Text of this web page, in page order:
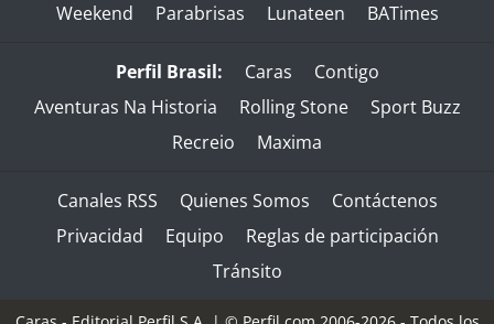
Weekend
Parabrisas Lunateen BATimes
Perfil Brasil: Caras
Contigo
Aventuras Na Historia
Rolling Stone
Sport Buzz
Recreio
Maxima
Canales RSS Quienes Somos
Contáctenos
Privacidad
Equipo
Reglas de participación
Tránsito